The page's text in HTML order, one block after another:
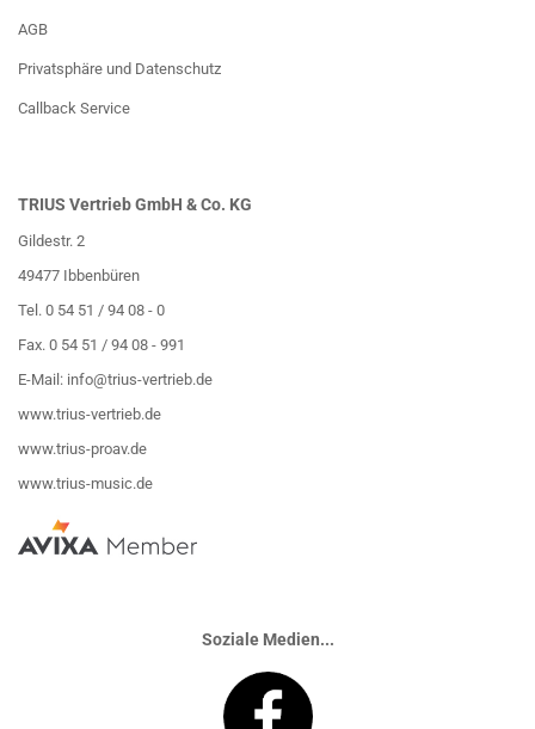
AGB
Privatsphäre und Datenschutz
Callback Service
TRIUS Vertrieb GmbH & Co. KG
Gildestr. 2
49477 Ibbenbüren
Tel. 0 54 51 / 94 08 - 0
Fax. 0 54 51 / 94 08 - 991
E-Mail: info@trius-vertrieb.de
www.trius-vertrieb.de
www.trius-proav.de
www.trius-music.de
Soziale Medien...